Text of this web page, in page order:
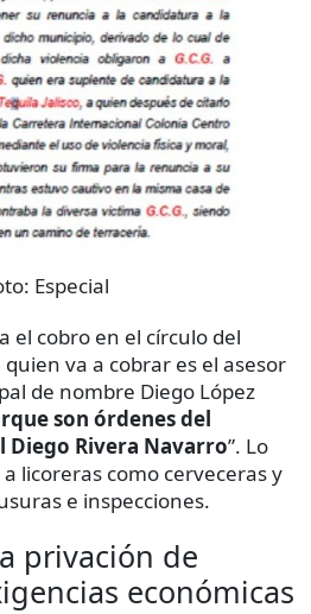
Especial
el cobro en el círculo del
va a cobrar es el asesor
de nombre Diego López
son órdenes del
Rivera Navarro”. Lo
licoreras como cerveceras y
e inspecciones.
privación de
económicas